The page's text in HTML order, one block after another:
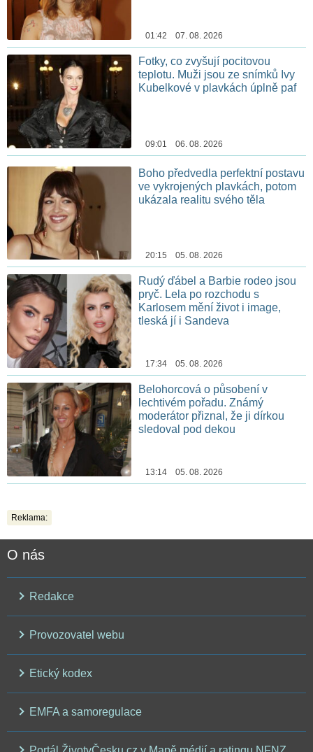
01:42 07. 08. 2026
Fotky, co zvyšují pocitovou
teplotu. Muži jsou ze snímků Ivy
Kubelkové v plavkách úplně paf
09:01 06. 08. 2026
Boho předvedla perfektní postavu
ve vykrojených plavkách, potom
ukázala realitu svého těla
20:15 05. 08. 2026
Rudý ďábel a Barbie rodeo jsou
pryč. Lela po rozchodu s
Karlosem mění život i image,
tleská jí i Sandeva
17:34 05. 08. 2026
Belohorcová o působení v
lechtivém pořadu. Známý
moderátor přiznal, že ji dírkou
sledoval pod dekou
13:14 05. 08. 2026
Reklama:
O nás
Redakce
Provozovatel webu
Etický kodex
EMFA a samoregulace